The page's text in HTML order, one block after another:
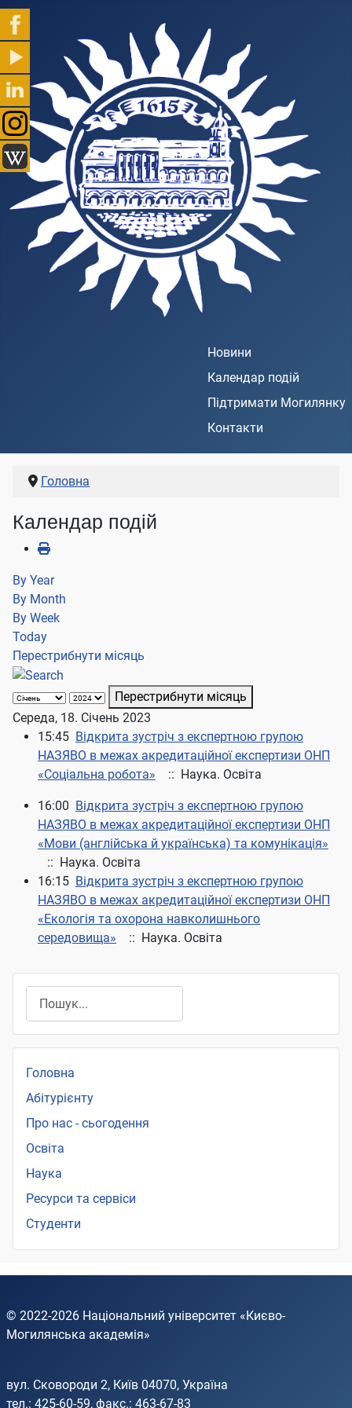
Новини
Календар подій
Підтримати Могилянку
Контакти
Головна
Календар подій
By Year
By Month
By Week
Today
Перестрибнути місяць
Перестрибнути місяць
Середа, 18. Січень 2023
15:45 Відкрита зустріч з експертною групою
НАЗЯВО в межах акредитаційної експертизи ОНП
«Соціальна робота»
:: Наука. Освіта
16:00 Відкрита зустріч з експертною групою
НАЗЯВО в межах акредитаційної експертизи ОНП
«Мови (англійська й українська) та комунікація»
:: Наука. Освіта
16:15 Відкрита зустріч з експертною групою
НАЗЯВО в межах акредитаційної експертизи ОНП
«Екологія та охорона навколишнього
середовища»
:: Наука. Освіта
Головна
Абітурієнту
Про нас - сьогодення
Освіта
Наука
Ресурси та сервіси
Студенти
© 2022-2026 Національний університет «Києво-
Могилянська академія»
вул. Сковороди 2, Київ 04070, Україна
тел.: 425-60-59, факс.: 463-67-83